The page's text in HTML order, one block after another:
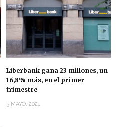
Liberbank gana 23 millones, un
16,8% más, en el primer
trimestre
5 MAYO, 2021